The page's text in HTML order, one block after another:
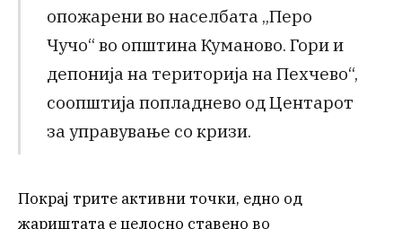
опожарени во населбата „Перо
Чучо“ во општина Куманово. Гори и
депонија на територија на Пехчево“,
соопштија попладнево од Центарот
за управување со кризи.
Покрај трите активни точки, едно од
жариштата е целосно ставено во